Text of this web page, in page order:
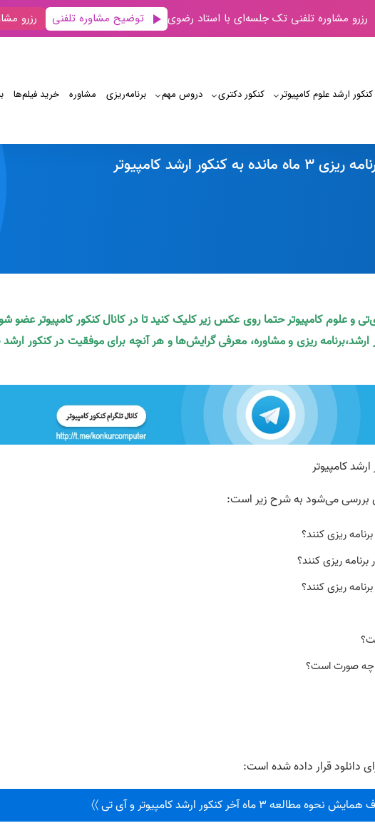
رزرو مشاوره تلفنی تک جلسه‌ای با استاد رضوی توضیح مشاوره تلفنی رزرو
کنکور ارشد علوم کامپیوتر کنکور دکتری دروس مهم برنامه‌‌ریزی مشاوره خرید فیلم‌ها
به کنکور ارشد کامپیوتر
و علوم کامپیوتر حتما روی عکس زیر کلیک کنید تا در کانال کنکور کامپیوتر عضو
ارشد،برنامه ریزی و مشاوره، معرفی گرایش‌ها و هر آنچه برای موفقیت در کنکور ارشد
بررسی می‌شود به شرح زیر است:
ریزی کنند؟
ریزی کنند؟
ریزی کنند؟
چه صورت است؟
دانلود قرار داده شده است:
3 ماه آخر کنکور ارشد کامپیوتر و آی تی 〉〉